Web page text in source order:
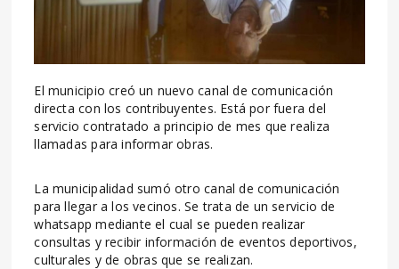
El municipio creó un nuevo canal de comunicación
directa con los contribuyentes. Está por fuera del
servicio contratado a principio de mes que realiza
llamadas para informar obras.
La municipalidad sumó otro canal de comunicación
para llegar a los vecinos. Se trata de un servicio de
whatsapp mediante el cual se pueden realizar
consultas y recibir información de eventos deportivos,
culturales y de obras que se realizan.